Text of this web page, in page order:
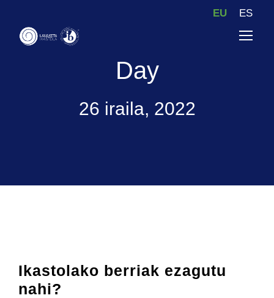
EU ES
Day
26 iraila, 2022
Ikastolako berriak ezagutu
nahi?